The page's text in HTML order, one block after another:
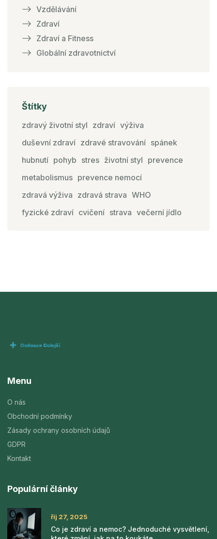
Vzdělávání
Zdraví
Zdraví a Fitness
Globální zdravotnictví
Štítky
zdravý životní styl zdraví výživa
duševní zdraví zdravé stravování spánek
hubnutí pohyb stres životní styl prevence
metabolismus prevence nemocí
zdravá výživa zdravá strava WHO
fyzické zdraví cvičení strava večerní jídlo
Menu
O nás
Obchodní podmínky
Zásady ochrany osobních údajů
GDPR
Kontakt
Populární články
říj 27, 2025
Co je zdraví a nemoc? Jednoduché vysvětlení,